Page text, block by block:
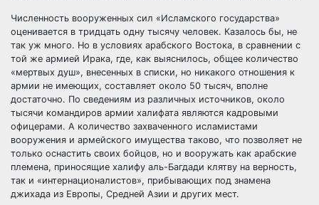
Численность вооруженных сил «Исламского государства»
оценивается в тридцать одну тысячу человек. Казалось бы, не
так уж много. Но в условиях арабского Востока, в сравнении с
той же армией Ирака, где, как выяснилось, общее количество
«мертвых душ», внесенных в списки, но никакого отношения к
армии не имеющих, составляет около 50 тысяч, вполне
достаточно. По сведениям из различных источников, около
тысячи командиров армии халифата являются кадровыми
офицерами. А количество захваченного исламистами
вооружения и армейского имущества таково, что позволяет не
только оснастить своих бойцов, но и вооружать как арабские
племена, приносящие халифу аль-Багдади клятву на верность,
так и «интернационалистов», прибывающих под знамена
джихада из Европы, Средней Азии и других мест.